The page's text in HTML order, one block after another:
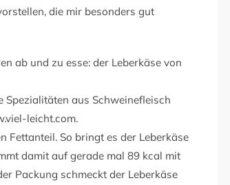
die mir besonders gut
ab und zu esse: der Leberkäse von
Spezialitäten aus Schweinefleisch
leicht.com.
Fettanteil. So bringt es der Leberkäse
damit auf gerade mal 89 kcal mit
Packung schmeckt der Leberkäse